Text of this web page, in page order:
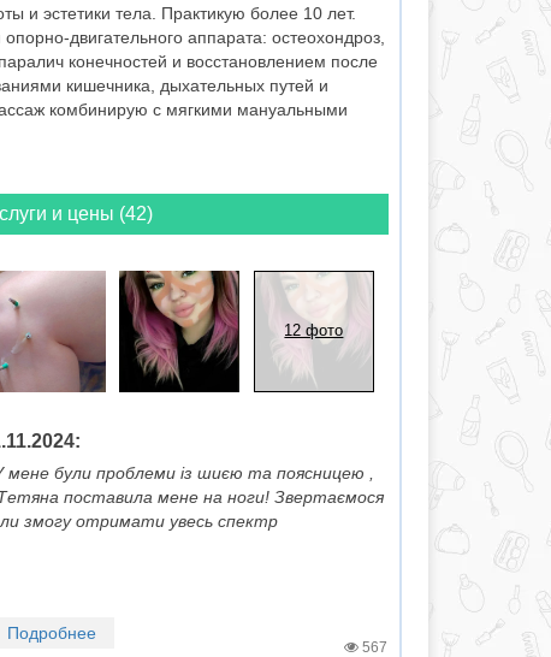
и эстетики тела. Практикую более 10 лет.
двигательного аппарата: остеохондроз,
конечностей и восстановлением после
кишечника, дыхательных путей и
комбинирую с мягкими мануальными
и цены (42)
12 фото
були проблеми із шиєю та поясницею ,
поставила мене на ноги! Звертаємося
змогу отримати увесь спектр
Подробнее
567